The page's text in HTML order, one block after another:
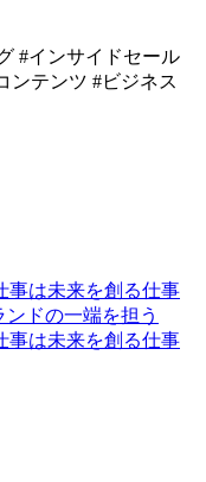
#インサイドセール
ンテンツ #ビジネス
事は未来を創る仕事
ドの一端を担う
事は未来を創る仕事